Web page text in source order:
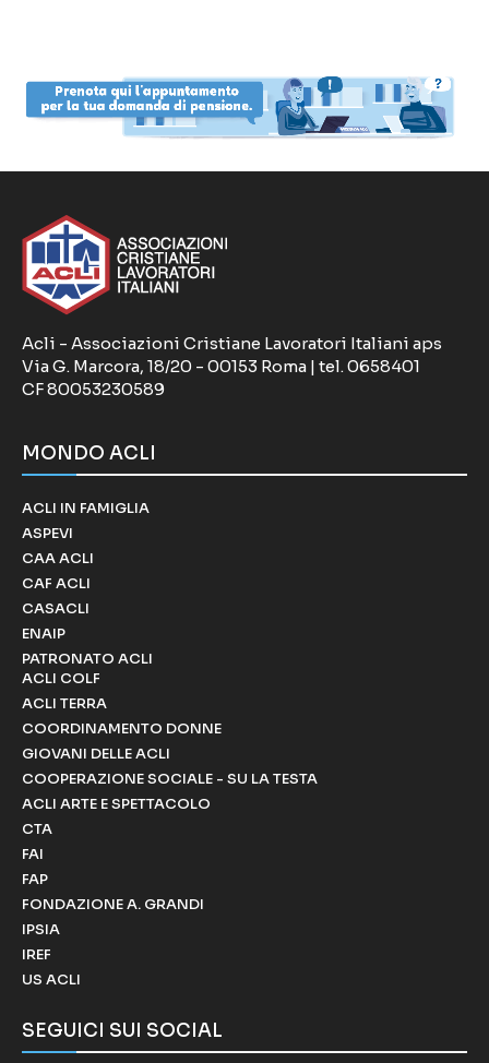
Acli - Associazioni Cristiane Lavoratori Italiani aps
Via G. Marcora, 18/20 - 00153 Roma | tel. 0658401
CF 80053230589
MONDO ACLI
ACLI IN FAMIGLIA
ASPEVI
CAA ACLI
CAF ACLI
CASACLI
ENAIP
PATRONATO ACLI
ACLI COLF
ACLI TERRA
COORDINAMENTO DONNE
GIOVANI DELLE ACLI
COOPERAZIONE SOCIALE - SU LA TESTA
ACLI ARTE E SPETTACOLO
CTA
FAI
FAP
FONDAZIONE A. GRANDI
IPSIA
IREF
US ACLI
SEGUICI SUI SOCIAL